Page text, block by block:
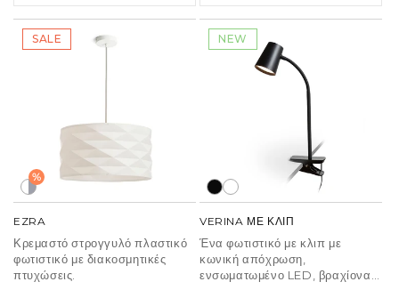
SALE
%
EZRA
Κρεμαστό στρογγυλό πλαστικό
φωτιστικό με διακοσμητικές
πτυχώσεις.
NEW
VERINA ΜΕ ΚΛΙΠ
Ένα φωτιστικό με κλιπ με
κωνική απόχρωση,
ενσωματωμένο LED, βραχίονα